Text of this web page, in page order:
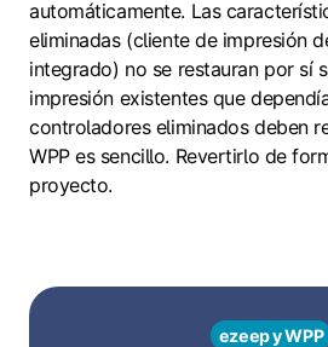
automáticamente. Las
eliminadas (cliente de impresión
integrado) no se restauran por sí
impresión existentes que
controladores eliminados deben
WPP es sencillo. Revertirlo de
proyecto.
ezeep y WPP